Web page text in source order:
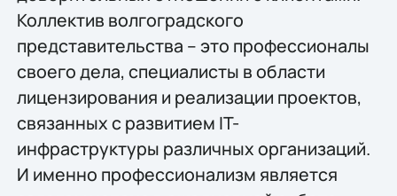
Коллектив волгоградского
представительства – это профессионалы
своего дела, специалисты в области
лицензирования и реализации проектов,
связанных с развитием IT-
инфраструктуры различных организаций.
И именно профессионализм является